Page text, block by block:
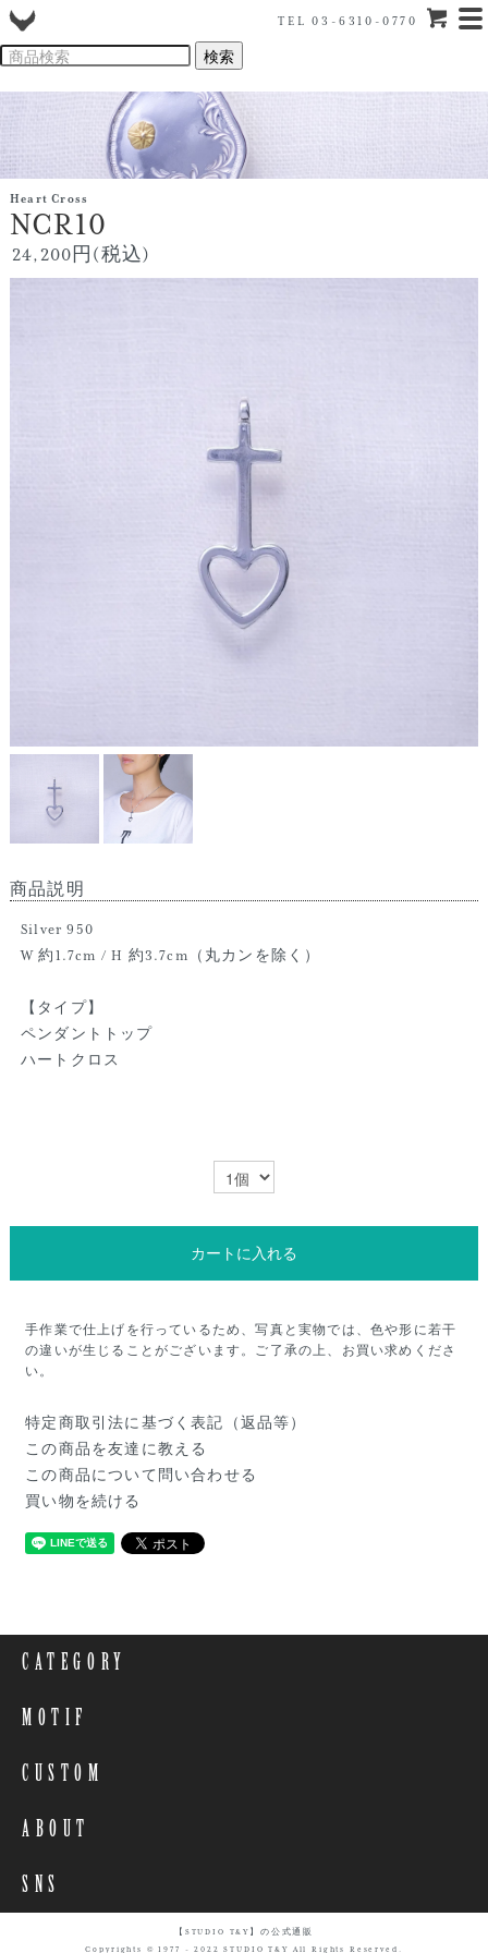
TEL 03-6310-0770
Heart Cross
NCR10
24,200円(税込)
商品説明
Silver 950
W 約1.7cm / H 約3.7cm（丸カンを除く）
【タイプ】
ペンダントトップ
ハートクロス
カートに入れる
手作業で仕上げを行っているため、写真と実物では、色や形に若干
の違いが生じることがございます。ご了承の上、お買い求めくださ
い。
特定商取引法に基づく表記（返品等）
この商品を友達に教える
この商品について問い合わせる
買い物を続ける
CATEGORY
MOTIF
CUSTOM
ABOUT
SNS
【STUDIO T&Y】の公式通販
Copyrights © 1977 - 2022 STUDIO T&Y All Rights Reserved.